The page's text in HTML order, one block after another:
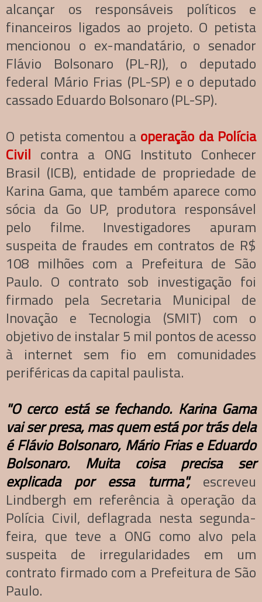
alcançar os responsáveis políticos e
financeiros ligados ao projeto. O petista
mencionou o ex-mandatário, o senador
Flávio Bolsonaro (PL-RJ), o deputado
federal Mário Frias (PL-SP) e o deputado
cassado Eduardo Bolsonaro (PL-SP).
O petista comentou a operação da Polícia
Civil contra a ONG Instituto Conhecer
Brasil (ICB), entidade de propriedade de
Karina Gama, que também aparece como
sócia da Go UP, produtora responsável
pelo filme. Investigadores apuram
suspeita de fraudes em contratos de R$
108 milhões com a Prefeitura de São
Paulo. O contrato sob investigação foi
firmado pela Secretaria Municipal de
Inovação e Tecnologia (SMIT) com o
objetivo de instalar 5 mil pontos de acesso
à internet sem fio em comunidades
periféricas da capital paulista.
"O cerco está se fechando. Karina Gama
vai ser presa, mas quem está por trás dela
é Flávio Bolsonaro, Mário Frias e Eduardo
Bolsonaro. Muita coisa precisa ser
explicada por essa turma",escreveu
Lindbergh em referência à operação da
Polícia Civil, deflagrada nesta segunda-
feira, que teve a ONG como alvo pela
suspeita de irregularidades em um
contrato firmado com a Prefeitura de São
Paulo.